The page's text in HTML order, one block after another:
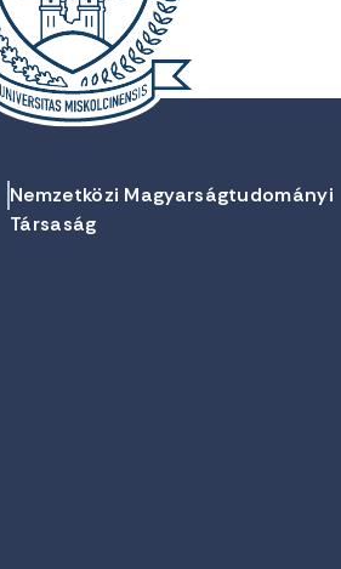
Nemzetközi Magyarságtudományi
Társaság